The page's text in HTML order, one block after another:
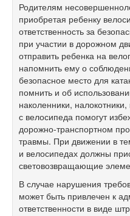
Родителям
приобретая ребенку
ответственность за
при участии в дорожном
отправить ребенка на
напомнить ему о
безопасное место для
помнить и об
наколенники,
с велосипеда помогут
дорожно-транспортном
травмы. При движении в
и велосипедах должны
световозвращающие
В случае нарушения
может быть привлечен к
ответственности в виде